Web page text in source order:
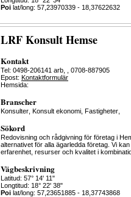
Poi lat/long: 57,23970339 - 18,37622632
LRF Konsult Hemse
Kontakt
Tel: 0498-206141 arb, , 0708-887905
Epost: Kontaktformulär
Hemsida:
Branscher
Konsulter Konsult ekonomi Fastigheter
Sökord
Redovisning och rådgivning för företag i
alternativet för alla ägarledda företag. Vi
erfarenhet, resurser och kvalitet i
Vägbeskrivning
Latitud: 57° 14' 11"
Longtitud: 18° 22' 38"
Poi lat/long: 57,23651885 - 18,37743868